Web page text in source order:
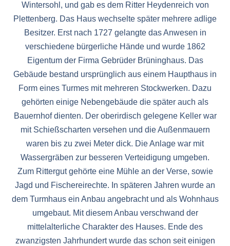
Wintersohl, und gab es dem Ritter Heydenreich von
Plettenberg. Das Haus wechselte später mehrere adlige
Besitzer. Erst nach 1727 gelangte das Anwesen in
verschiedene bürgerliche Hände und wurde 1862
Eigentum der Firma Gebrüder Brüninghaus. Das
Gebäude bestand ursprünglich aus einem Haupthaus in
Form eines Turmes mit mehreren Stockwerken. Dazu
gehörten einige Nebengebäude die später auch als
Bauernhof dienten. Der oberirdisch gelegene Keller war
mit Schießscharten versehen und die Außenmauern
waren bis zu zwei Meter dick. Die Anlage war mit
Wassergräben zur besseren Verteidigung umgeben.
Zum Rittergut gehörte eine Mühle an der Verse, sowie
Jagd und Fischereirechte. In späteren Jahren wurde an
dem Turmhaus ein Anbau angebracht und als Wohnhaus
umgebaut. Mit diesem Anbau verschwand der
mittelalterliche Charakter des Hauses. Ende des
zwanzigsten Jahrhundert wurde das schon seit einigen